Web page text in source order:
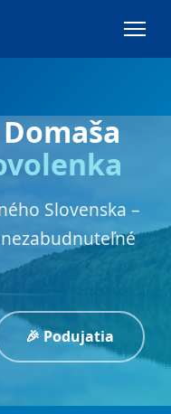
Slovenska –
🎉 Podujatia